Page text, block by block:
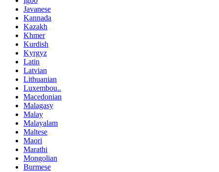
Javanese
Kannada
Kazakh
Khmer
Kurdish
Kyrgyz
Latin
Latvian
Lithuanian
Luxembou..
Macedonian
Malagasy
Malay
Malayalam
Maltese
Maori
Marathi
Mongolian
Burmese